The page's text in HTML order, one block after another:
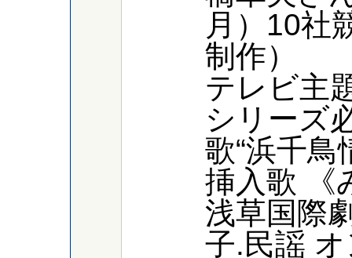
月）10社
制作）
テレビ主
シリーズ
歌“浜千
挿入歌 《
浅草国際
子.民謡